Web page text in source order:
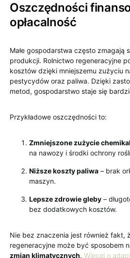
Oszczędności
opłacalność
Małe gospodarstwa często zmagają
produkcji. Rolnictwo regeneracyjne
kosztów dzięki mniejszemu zużyciu
pestycydów oraz paliwa. Dzięki
metod, gospodarstwo staje się
Przykładowe oszczędności to:
Zmniejszone zużycie
na nawozy i środki ochrony
Niższe koszty paliwa – brak
maszyn.
Lepsze zdrowie gleby –
bez dodatkowych kosztów.
Nie bez znaczenia jest również fakt,
regeneracyjne może być sposobem
zmian klimatycznych. Więcej o